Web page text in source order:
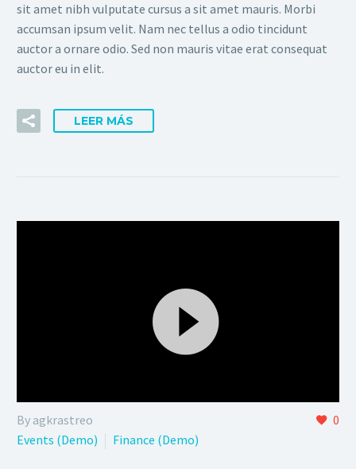
sit amet nibh vulputate cursus a sit amet mauris. Morbi
accumsan ipsum velit. Nam nec tellus a odio tincidunt
auctor a ornare odio. Sed non mauris vitae erat consequat
auctor eu in elit.
LEER MÁS
vídeo
0
By agkrastreo
Events (Demo)
Finance (Demo)